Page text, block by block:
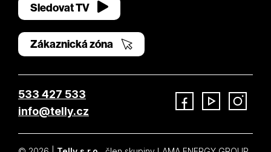
Sledovat TV
Zákaznická zóna
533 427 533
info@telly.cz